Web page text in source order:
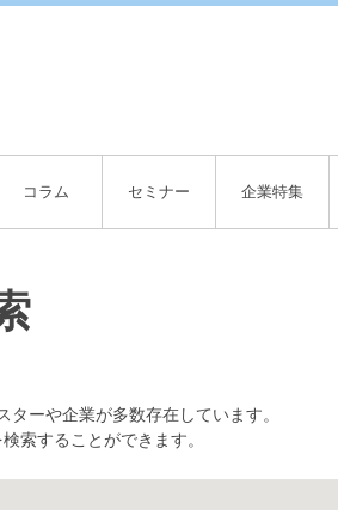
コラム セミナー 企業特集
ーや企業が多数存在しています。
索することができます。